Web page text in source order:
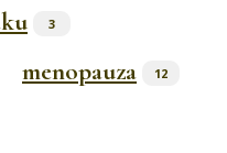
3
menopauza 12